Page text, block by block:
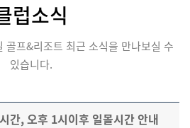
럽소식
골프&리조트 최근 소식을 만나보실 수
있습니다.
간, 오후 1시이후 일몰시간 안내